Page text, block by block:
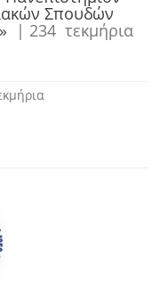
Σπουδών
| 234 τεκμήρια